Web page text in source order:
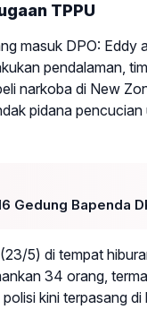
TPPU
masuk DPO:
pendalaman,
narkoba di New
pidana
Gedung Bapenda
5) di tempat
34 orang,
kini terpasang